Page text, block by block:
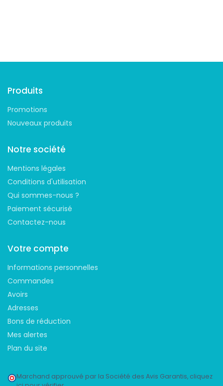
Produits
Promotions
Nouveaux produits
Notre société
Mentions légales
Conditions d'utilisation
Qui sommes-nous ?
Paiement sécurisé
Contactez-nous
Votre compte
Informations personnelles
Commandes
Avoirs
Adresses
Bons de réduction
Mes alertes
Plan du site
Marchand approuvé par la Société des Avis Garantis, cliquez